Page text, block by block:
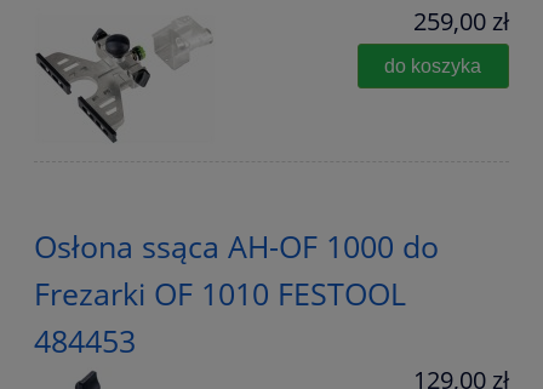
259,00 zł
do koszyka
Osłona ssąca AH-OF 1000 do
Frezarki OF 1010 FESTOOL
484453
129,00 zł